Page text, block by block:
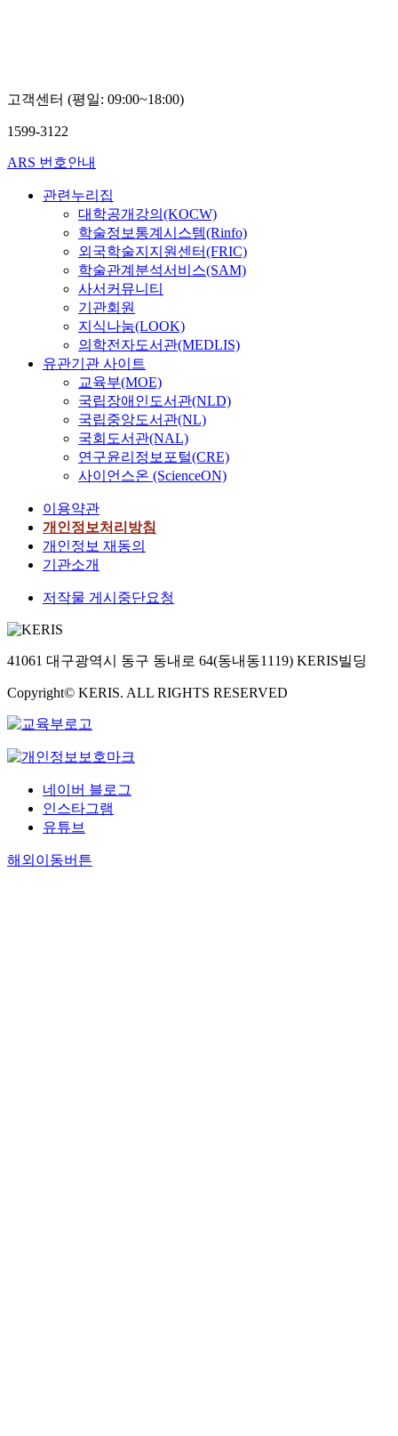
근
고객센터 (평일: 09:00~18:00)
1599-3122
ARS 번호안내
관련누리집
대학공개강의(KOCW)
학술정보통계시스템(Rinfo)
외국학술지지원센터(FRIC)
학술관계분석서비스(SAM)
사서커뮤니티
기관회원
지식나눔(LOOK)
의학전자도서관(MEDLIS)
유관기관 사이트
교육부(MOE)
국립장애인도서관(NLD)
국립중앙도서관(NL)
국회도서관(NAL)
연구윤리정보포털(CRE)
사이언스온 (ScienceON)
이용약관
개인정보처리방침
개인정보 재동의
기관소개
저작물 게시중단요청
41061 대구광역시 동구 동내로 64(동내동1119) KERIS빌딩
Copyright© KERIS. ALL RIGHTS RESERVED
네이버 블로그
인스타그램
유튜브
해외이동버튼